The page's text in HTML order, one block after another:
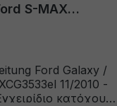
S-MAX
Ford Galaxy /
11/2010 -
κατόχου